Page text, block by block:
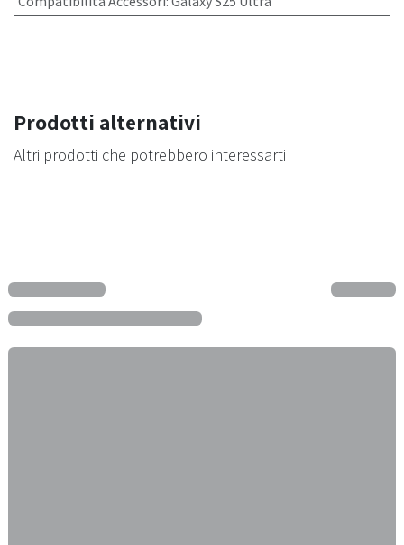
Prodotti alternativi
Altri prodotti che potrebbero interessarti